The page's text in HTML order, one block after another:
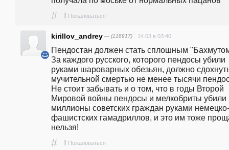
# ! Пожаловаться
kirillov_andrey — (118917) 14.03 в 03:40
Пендостан должен стать сплошным
За каждого русского, которого пендосы убили
руками шароварных обезьян, должно
мучительной смертью не менее тысячи
Не стоит забывать и о том, что в годы Второй
Мировой войны пендосы и мелкобриты убили
миллионы советских граждан руками немецко-
фашистских гамадриллов, и это им тоже
нельзя!
# ! Пожаловаться